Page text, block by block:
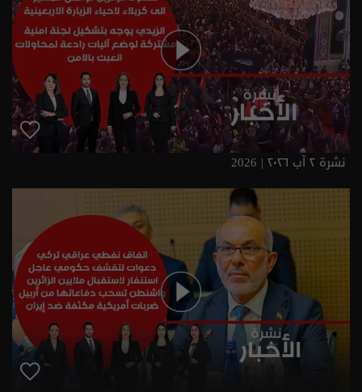
نشرة ٢ آب ٢٠٢٦ | 2026